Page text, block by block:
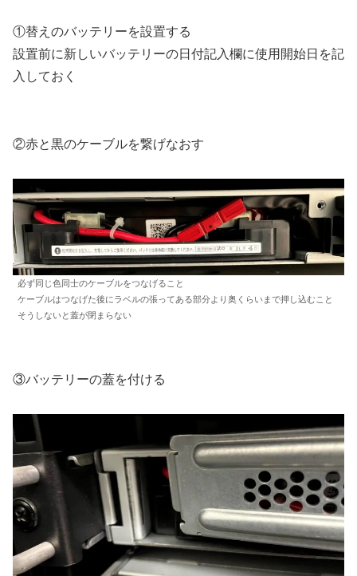
①替えのバッテリーを設置する
設置前に新しいバッテリーの日付記入欄に使用開始日を記
入しておく
②赤と黒のケーブルを繋げなおす
必ず同じ色同士のケーブルをつなげること
ケーブルはつなげた後にラベルの張ってある部分より奥くらいまで押し込むこと
そうしないと蓋が閉まらない
③バッテリーの蓋を付ける